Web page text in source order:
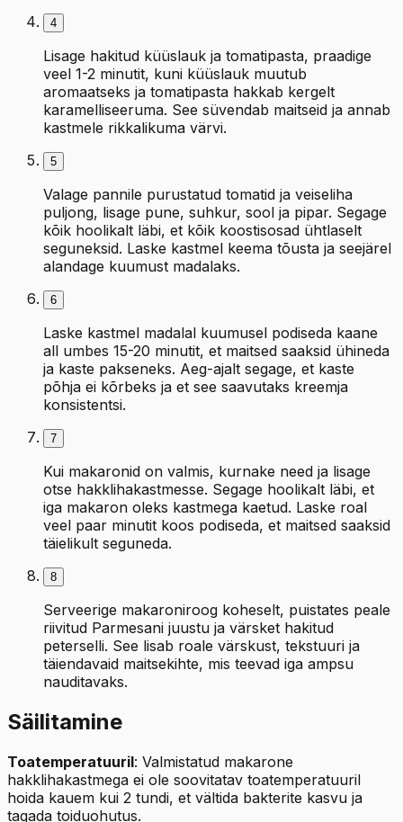
4
Lisage hakitud küüslauk ja tomatipasta, praadige
veel 1-2 minutit, kuni küüslauk muutub
aromaatseks ja tomatipasta hakkab kergelt
karamelliseeruma. See süvendab maitseid ja annab
kastmele rikkalikuma värvi.
5
Valage pannile purustatud tomatid ja veiseliha
puljong, lisage pune, suhkur, sool ja pipar. Segage
kõik hoolikalt läbi, et kõik koostisosad ühtlaselt
seguneksid. Laske kastmel keema tõusta ja seejärel
alandage kuumust madalaks.
6
Laske kastmel madalal kuumusel podiseda kaane
all umbes 15-20 minutit, et maitsed saaksid ühineda
ja kaste pakseneks. Aeg-ajalt segage, et kaste
põhja ei kõrbeks ja et see saavutaks kreemja
konsistentsi.
7
Kui makaronid on valmis, kurnake need ja lisage
otse hakklihakastmesse. Segage hoolikalt läbi, et
iga makaron oleks kastmega kaetud. Laske roal
veel paar minutit koos podiseda, et maitsed saaksid
täielikult seguneda.
8
Serveerige makaroniroog koheselt, puistates peale
riivitud Parmesani juustu ja värsket hakitud
peterselli. See lisab roale värskust, tekstuuri ja
täiendavaid maitsekihte, mis teevad iga ampsu
nauditavaks.
Säilitamine
Toatemperatuuril: Valmistatud makarone
hakklihakastmega ei ole soovitatav toatemperatuuril
hoida kauem kui 2 tundi, et vältida bakterite kasvu ja
tagada toiduohutus.